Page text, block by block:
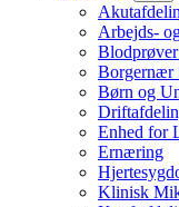
Arbejds-
Borgernær
Børn og
Enhed for
Ernæring
Klinisk